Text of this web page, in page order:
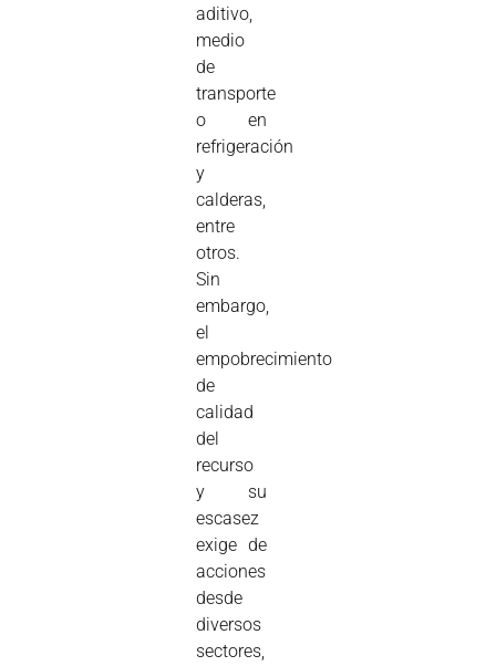
aditivo,
medio
de
transporte
o en
refrigeración
y
calderas,
entre
otros.
Sin
embargo,
el
empobrecimiento
de
calidad
del
recurso
y su
escasez
exige de
acciones
desde
diversos
sectores,